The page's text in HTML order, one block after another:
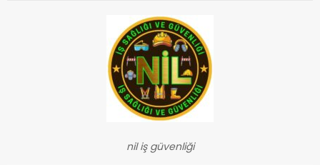
nil iş güvenliği